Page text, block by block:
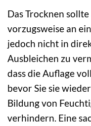
Das Trocknen
vorzugsweise an
jedoch nicht in
Ausbleichen zu
dass die Auflage
bevor Sie sie
Bildung von
verhindern. Eine